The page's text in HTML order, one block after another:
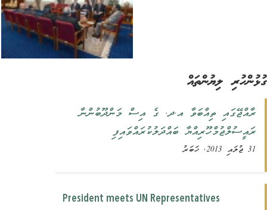
ލިޔުންތައް
ރާއްޖޭގައި ތިއްބަވާ އ.ދ. ގެ އިސް މަންދޫބުންނާ
ރައީސުލްޖުމްހޫރިއްޔާ ބައްދަލުކުރައްވައިފި
President meets UN Representatives